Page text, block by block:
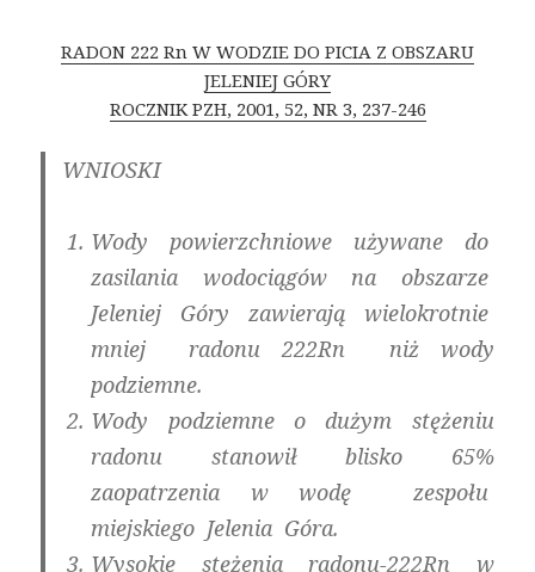
RADON 222 Rn W WODZIE DO PICIA Z OBSZARU
JELENIEJ GÓRY
ROCZNIK PZH, 2001, 52, NR 3, 237-246
WNIOSKI
Wody powierzchniowe używane do
zasilania wodociągów na obszarze
Jeleniej Góry zawierają wielokrotnie
mniej radonu 222Rn niż wody
podziemne.
Wody podziemne o dużym stężeniu
radonu stanowił blisko 65%
zaopatrzenia w wodę zespołu
miejskiego Jelenia Góra.
Wysokie stężenia radonu-222Rn w